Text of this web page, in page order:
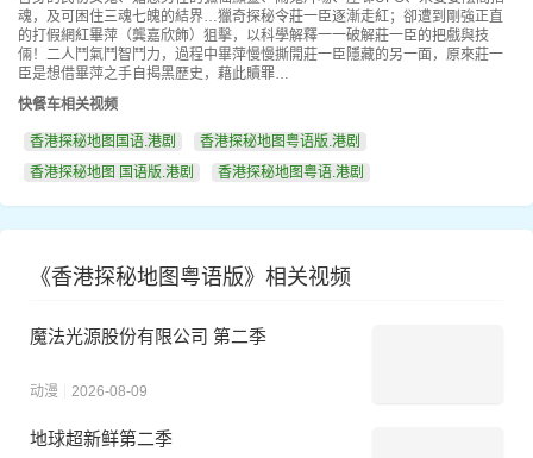
魂，及可困住三魂七魄的結界…獵奇探秘令莊一臣逐漸走紅；卻遭到剛強正直
的打假網紅畢萍（龔嘉欣飾）狙擊，以科學解釋一一破解莊一臣的把戲與技
倆！二人鬥氣鬥智鬥力，過程中畢萍慢慢撕開莊一臣隱藏的另一面，原來莊一
臣是想借畢萍之手自揭黑歷史，藉此贖罪…
快餐车相关视频
香港探秘地图国语.港剧
香港探秘地图粤语版.港剧
香港探秘地图 国语版.港剧
香港探秘地图粤语.港剧
《香港探秘地图粤语版》相关视频
魔法光源股份有限公司 第二季
动漫 2026-08-09
地球超新鲜第二季